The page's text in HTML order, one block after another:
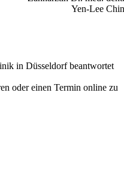
Yen-Lee Chin
in Düsseldorf beantwortet
oder einen Termin online zu